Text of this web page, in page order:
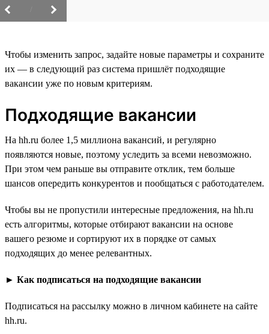
Чтобы изменить запрос, задайте новые параметры и сохраните
их — в следующий раз система пришлёт подходящие
вакансии уже по новым критериям.
Подходящие вакансии
На hh.ru более 1,5 миллиона вакансий, и регулярно
появляются новые, поэтому уследить за всеми невозможно.
При этом чем раньше вы отправите отклик, тем больше
шансов опередить конкурентов и пообщаться с работодателем.
Чтобы вы не пропустили интересные предложения, на hh.ru
есть алгоритмы, которые отбирают вакансии на основе
вашего резюме и сортируют их в порядке от самых
подходящих до менее релевантных.
► Как подписаться на подходящие вакансии
Подписаться на рассылку можно в личном кабинете на сайте
hh.ru.